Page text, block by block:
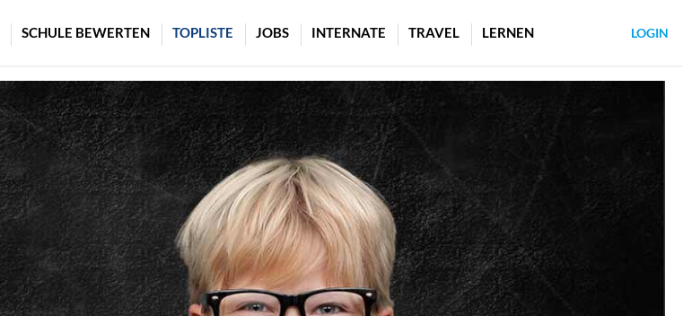
SCHULE BEWERTEN TOPLISTE JOBS INTERNATE TRAVEL LERNEN LOGIN